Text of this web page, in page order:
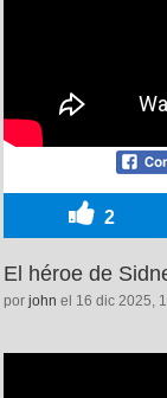
2
El héroe de
por john el 16 dic 2025,